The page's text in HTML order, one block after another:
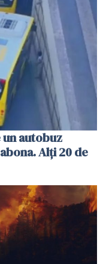
autobuz
Alți 20 de